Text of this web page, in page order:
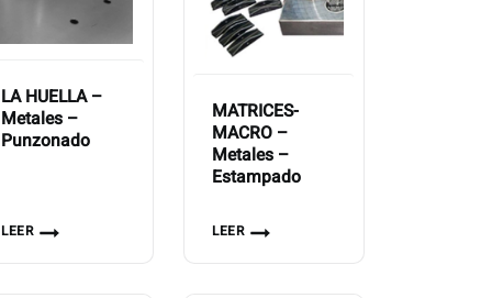
LA HUELLA –
Metales –
Punzonado
LEER
MATRICES-
MACRO –
Metales –
Estampado
LEER